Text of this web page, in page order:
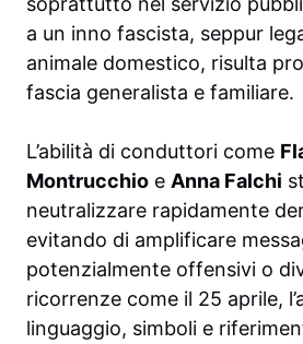
a un inno fascista, seppur
animale domestico, risulta
fascia generalista e familiare.
L’abilità di conduttori come
Montrucchio e Anna Falchi
neutralizzare rapidamente
evitando di amplificare
potenzialmente offensivi o
ricorrenze come il 25 aprile,
linguaggio, simboli e